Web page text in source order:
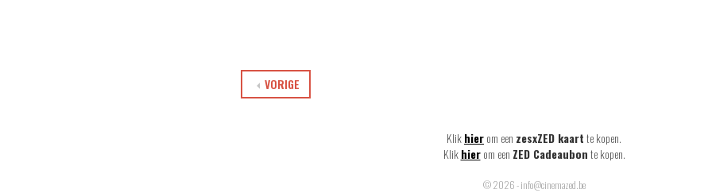
VORIGE
Klikhierom een zesxZED kaartte kopen.
Klik hier om een ZED Cadeaubonte kopen.
© 2026 - info@cinemazed.be